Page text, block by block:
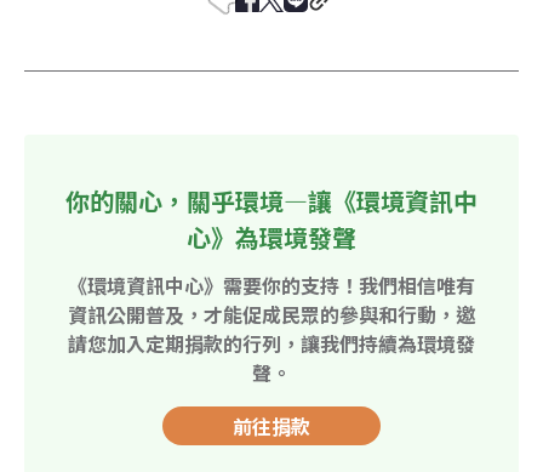
你的關心，關乎環境—讓《環境資訊中
心》為環境發聲
《環境資訊中心》需要你的支持！我們相信唯有
資訊公開普及，才能促成民眾的參與和行動，邀
請您加入定期捐款的行列，讓我們持續為環境發
聲。
前往捐款